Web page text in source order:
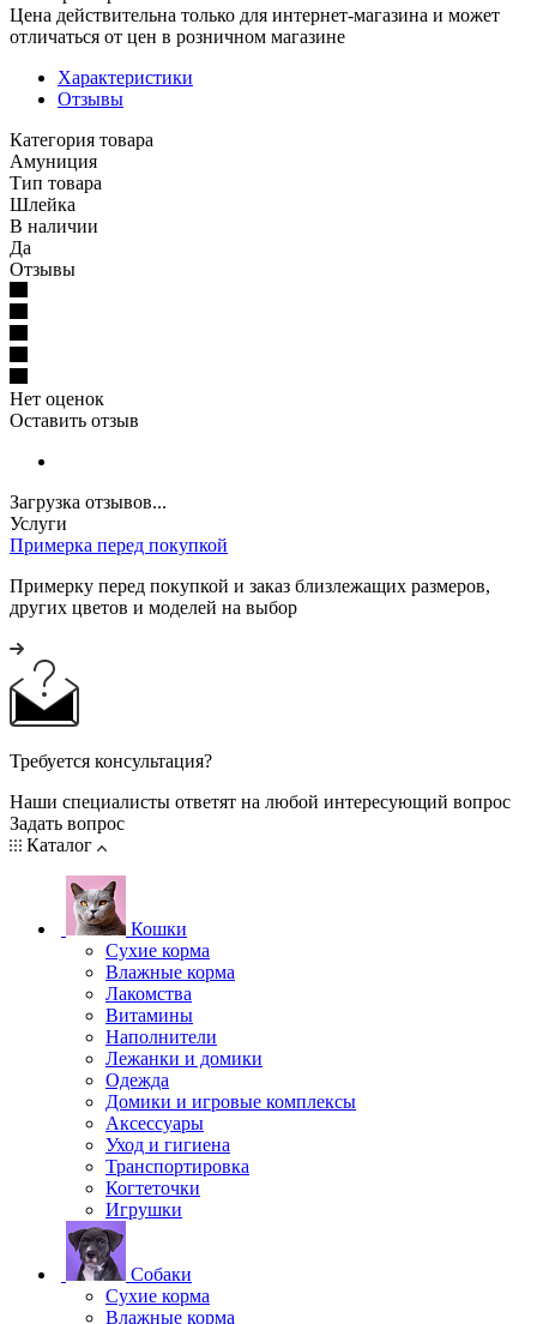
Цена действительна только для интернет-магазина и может
отличаться от цен в розничном магазине
Характеристики
Отзывы
Категория товара
Амуниция
Тип товара
Шлейка
В наличии
Да
Отзывы
Нет оценок
Оставить отзыв
Загрузка отзывов...
Услуги
Примерка перед покупкой
Примерку перед покупкой и заказ близлежащих размеров,
других цветов и моделей на выбор
Требуется консультация?
Наши специалисты ответят на любой интересующий вопрос
Задать вопрос
Каталог
Кошки
Сухие корма
Влажные корма
Лакомства
Витамины
Наполнители
Лежанки и домики
Одежда
Домики и игровые комплексы
Аксессуары
Уход и гигиена
Транспортировка
Когтеточки
Игрушки
Собаки
Сухие корма
Влажные корма